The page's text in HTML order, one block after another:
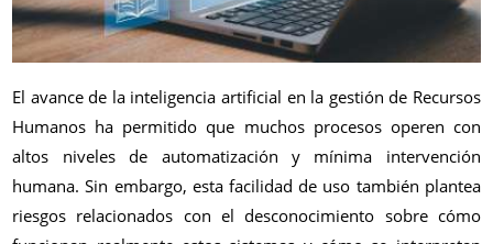
El avance de la inteligencia artificial en la gestión de Recursos
Humanos ha permitido que muchos procesos operen con
altos niveles de automatización y mínima intervención
humana. Sin embargo, esta facilidad de uso también plantea
riesgos relacionados con el desconocimiento sobre cómo